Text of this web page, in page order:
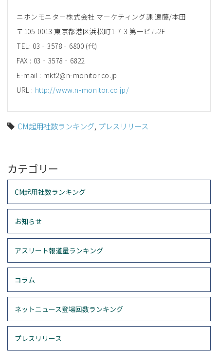
ニホンモニター株式会社 マーケティング課 遠藤/本田
〒105-0013 東京都港区浜松町1-7-3 第一ビル2F
TEL: 03‐3578‐6800 (代)
FAX : 03‐3578‐6822
E-mail : mkt2@n-monitor.co.jp
URL : http://www.n-monitor.co.jp/
CM起用社数ランキング, プレスリリース
カテゴリー
CM起用社数ランキング
お知らせ
アスリート報道量ランキング
コラム
ネットニュース登場回数ランキング
プレスリリース